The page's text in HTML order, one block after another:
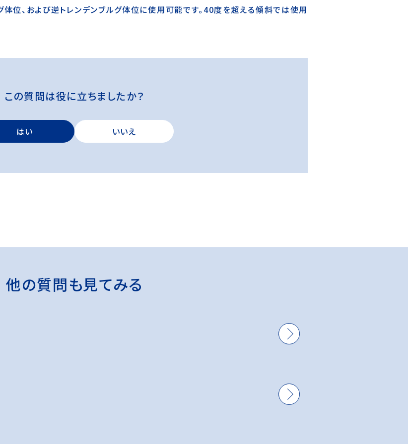
位、および逆トレンデンブルグ体位に使用可能です。40度を超える傾斜では使用
この質問は役に立ちましたか？
はい いいえ
他の質問も見てみる